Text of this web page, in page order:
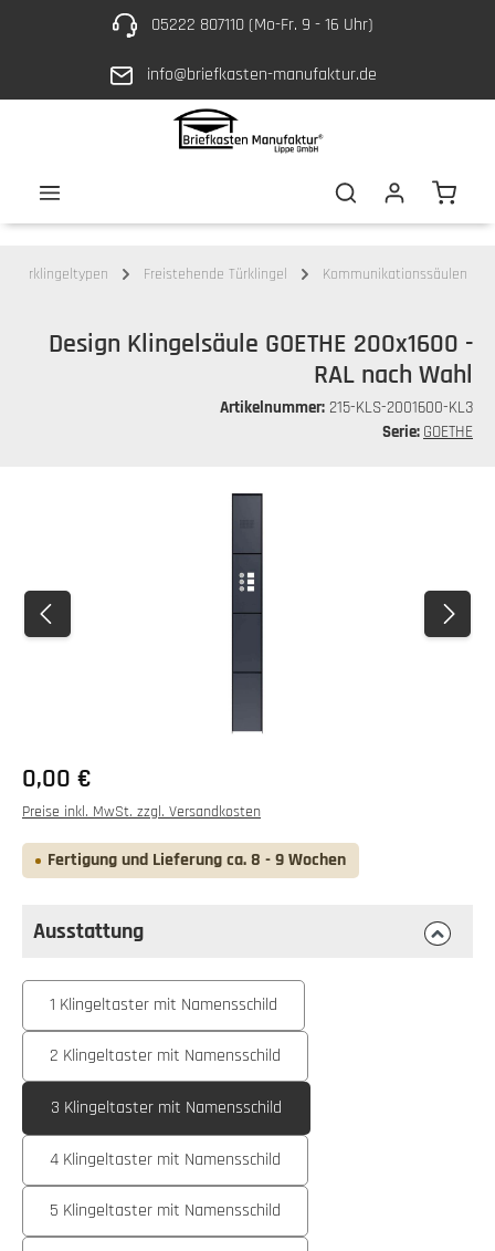
Zum Hauptinhalt springen05222 807110 (Mo-Fr. 9 - 16 Uhr)
info@briefkasten-manufaktur.de
Türklingeltypen Freistehende Türklingel Kommunikationssäulen
Design Klingelsäule GOETHE 200x1600 -
RAL nach Wahl
Artikelnummer: 215-KLS-2001600-KL3
Serie: GOETHE
0,00 €
Preise inkl. MwSt. zzgl. Versandkosten
Fertigung und Lieferung ca. 8 - 9 Wochen
Ausstattung
Ausstattungauswählen
1 Klingeltaster mit Namensschild
2 Klingeltaster mit Namensschild
3 Klingeltaster mit Namensschild
4 Klingeltaster mit Namensschild
5 Klingeltaster mit Namensschild